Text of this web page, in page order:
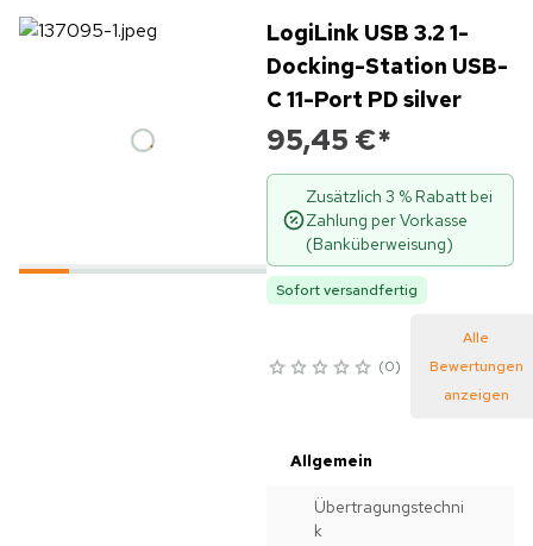
LogiLink USB 3.2 1-
Docking-Station USB-
C 11-Port PD silver
95,45 €*
Zusätzlich 3 % Rabatt bei
Zahlung per Vorkasse
(Banküberweisung)
Sofort versandfertig
0
Alle
Bewertungen
anzeigen
Allgemein
Übertragungstechni
k